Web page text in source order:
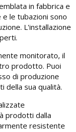
in fabbrica e
le tubazioni sono
L'installazione
monitorato, il
prodotto. Puoi
di produzione
della sua qualità.
prodotti dalla
resistente